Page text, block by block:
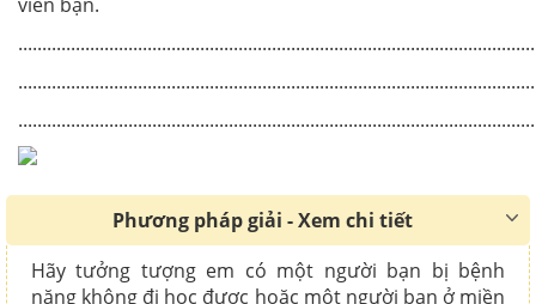
Phương pháp giải - Xem chi tiết
Hãy tưởng tượng em có một người bạn bị bệnh
nặng không đi học được hoặc một người bạn ở miền